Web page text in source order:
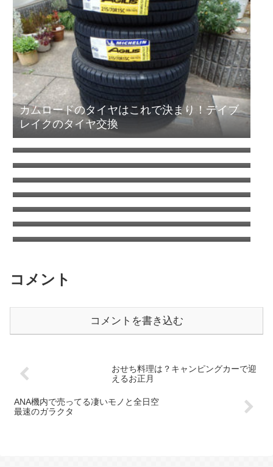
カムロードのタイヤはこれで決まり！デイブ
レイクのタイヤ交換
エアコン室外機がタイヤを劣化させる！オゾ
ンクラッキング
キャンピングカーの清水タンクを清掃（塩素
について考える）
コロナのウインドエアコンをキャンピングカ
ーに取り付け
ANA国内線システムリニューアルでちょっと
得した話
ANAワイドゴールドVISA/MASTERはSFCに
切り替えても年会費追加徴収はなし
タイヤをミシュランAGILISキャンピングに交
換 | キャンピングカーの乗り心地を改善する
方法
日本もここまで来たか車中泊は危険がいっぱ
い？
コメント
コメントを書き込む
おせち料理は？キャンピングカーで迎
えるお正月
ANA機内で売ってる凄いモノと全日空
最速のガラクタ